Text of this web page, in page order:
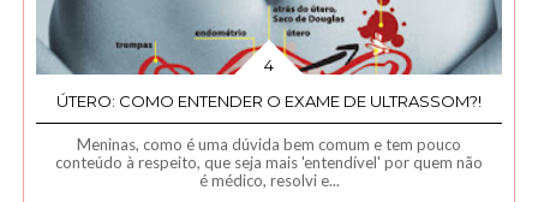
ÚTERO: COMO ENTENDER O EXAME DE ULTRASSOM?!
Meninas, como é uma dúvida bem comum e tem pouco
conteúdo à respeito, que seja mais 'entendível' por quem não
é médico, resolvi e...